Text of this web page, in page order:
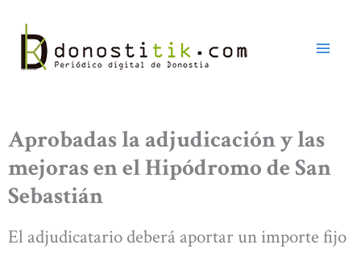
contenido
Aprobadas la adjudicación y las
mejoras en el Hipódromo de San
Sebastián
El adjudicatario deberá aportar un importe fijo